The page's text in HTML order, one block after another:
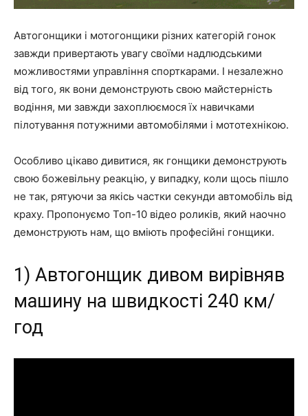
Автогонщики і мотогонщики різних категорій гонок
завжди привертають увагу своїми надлюдськими
можливостями управління спорткарами. І незалежно
від того, як вони демонструють свою майстерність
водіння, ми завжди захоплюємося їх навичками
пілотування потужними автомобілями і мототехнікою.
Особливо цікаво дивитися, як гонщики демонструють
свою божевільну реакцію, у випадку, коли щось пішло
не так, рятуючи за якісь частки секунди автомобіль від
краху. Пропонуємо Топ-10 відео роликів, який наочно
демонструють нам, що вміють професійні гонщики.
1) Автогонщик дивом вирівняв
машину на швидкості 240 км/
год